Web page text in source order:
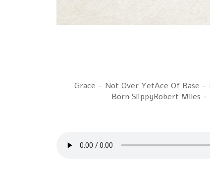
1 Grace – Not Over YetAce Of Base
Born SlippyRobert Miles –